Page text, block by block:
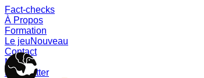
Fact-checks
À Propos
Formation
Le jeuNouveau
Contact
Memes
Newsletter